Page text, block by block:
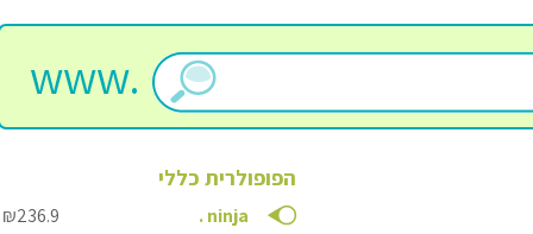
www.
הפופולרית כללי
.ninja
₪236.9